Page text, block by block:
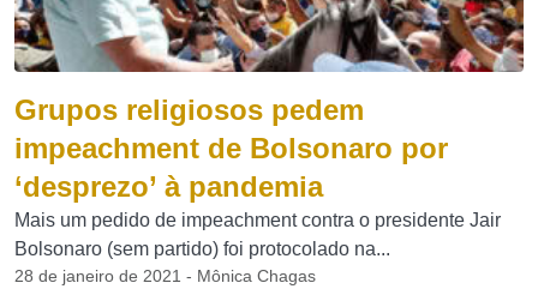
Grupos religiosos pedem
impeachment de Bolsonaro por
‘desprezo’ à pandemia
Mais um pedido de impeachment contra o presidente Jair
Bolsonaro (sem partido) foi protocolado na...
28 de janeiro de 2021 - Mônica Chagas